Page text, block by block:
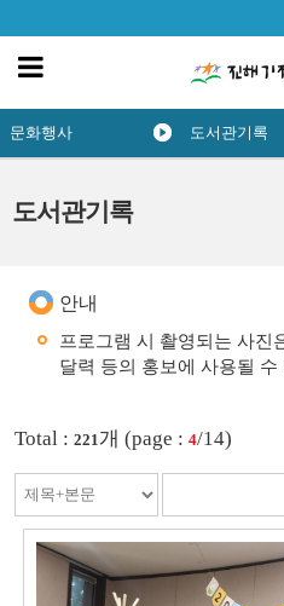
도서관기록
문화행사 도서관기록
안내
프로그램 시 촬영되는 사진
달력 등의 홍보에 사용될 수
Total : 221개 (page : 4/14)